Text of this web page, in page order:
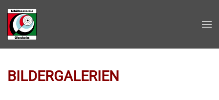
Zum Hauptinhalt springen
BILDERGALERIEN